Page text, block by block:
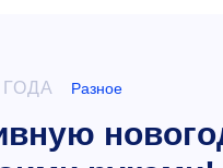
Разное